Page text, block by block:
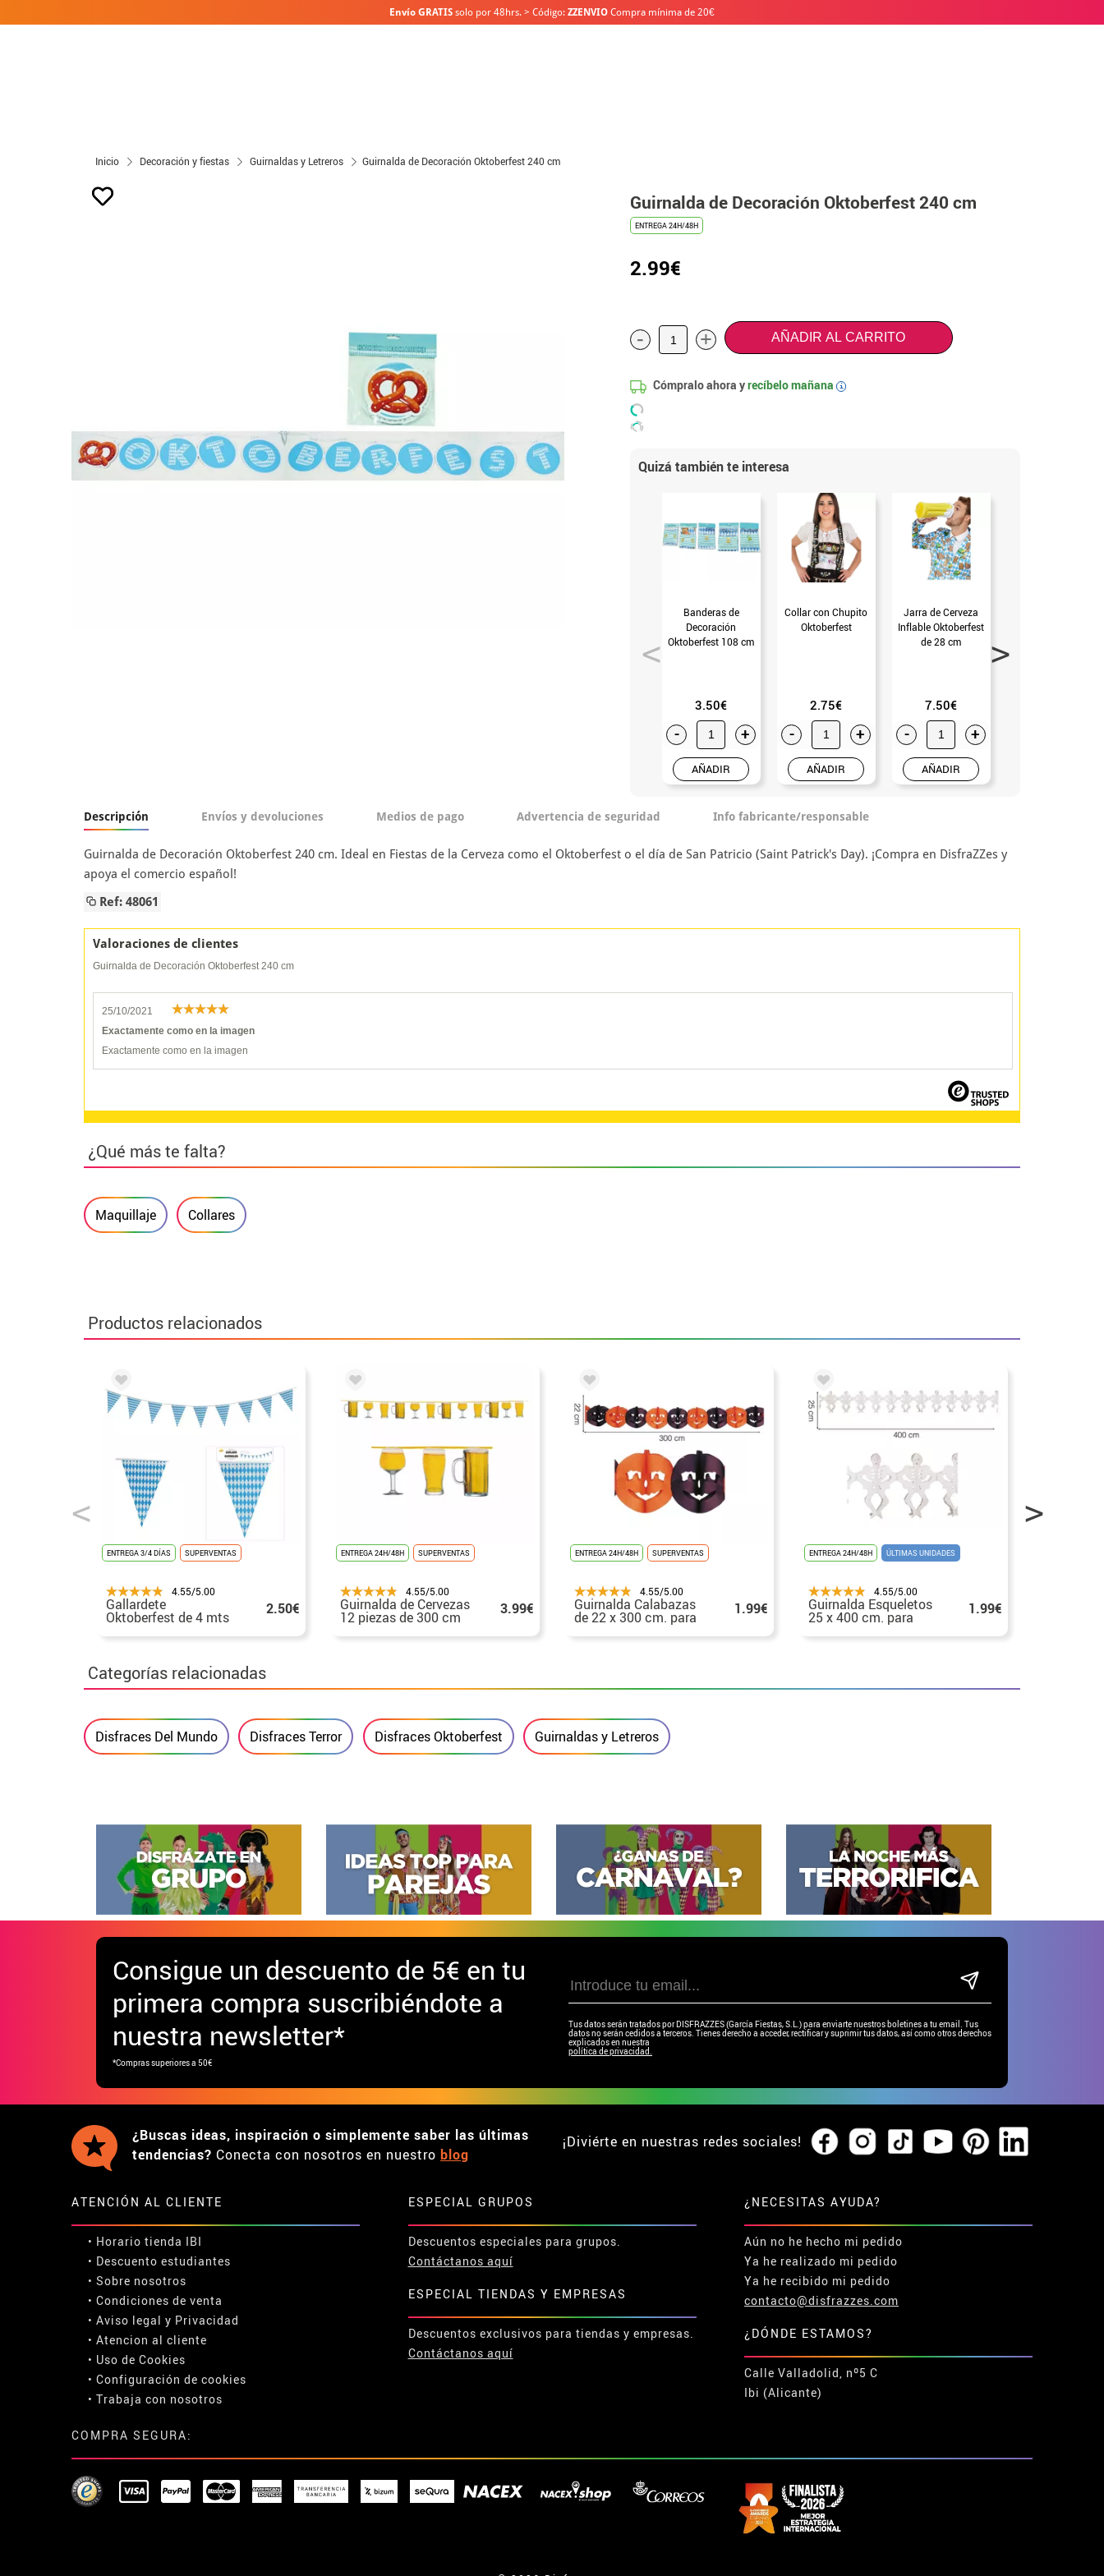
Envío GRATIS solo por 48hrs. > Código: ZZENVIO Compra mínima de 20€
Inicio Decoración y fiestas Guirnaldas y Letreros Guirnalda de Decoración Oktoberfest 240 cm
Guirnalda de Decoración Oktoberfest 240 cm
ENTREGA 24H/48H
2.99€
- + AÑADIR AL CARRITO
Cómpralo ahora yrecíbelo mañana i
Quizá también te interesa
Banderas de
Decoración
Oktoberfest 108 cm
3.50€
- +
AÑADIR
Collar con Chupito
Oktoberfest
2.75€
- +
AÑADIR
Jarra de Cerveza
Inflable Oktoberfest
de 28 cm
7.50€
- +
AÑADIR
Descripción Envíos y devoluciones Medios de pago Advertencia de seguridad Info fabricante/responsable
Guirnalda de Decoración Oktoberfest 240 cm. Ideal en Fiestas de la Cerveza como el Oktoberfest o el día de San Patricio (Saint Patrick's Day). ¡Compra en DisfraZZes y
apoya el comercio español!
Ref: 48061
Valoraciones de clientes
Guirnalda de Decoración Oktoberfest 240 cm
25/10/2021
Exactamente como en la imagen
Exactamente como en la imagen
¿Qué más te falta?
Maquillaje Collares
Productos relacionados
ENTREGA 3/4 DÍAS SUPERVENTAS
4.55/5.00
Gallardete
Oktoberfest de 4 mts 2.50€
ENTREGA 24H/48H SUPERVENTAS
4.55/5.00
Guirnalda de Cervezas
12 piezas de 300 cm 3.99€
ENTREGA 24H/48H SUPERVENTAS
4.55/5.00
Guirnalda Calabazas
de 22 x 300 cm. para 1.99€
ENTREGA 24H/48H ÚLTIMAS UNIDADES
4.55/5.00
Guirnalda Esqueletos
25 x 400 cm. para 1.99€
Categorías relacionadas
Disfraces Del Mundo Disfraces Terror Disfraces Oktoberfest Guirnaldas y Letreros
Consigue un descuento de 5€ en tu
primera compra suscribiéndote a
nuestra newsletter*
*Compras superiores a 50€
Tus datos serán tratados por DISFRAZZES (García Fiestas, S.L.) para enviarte nuestros boletines a tu email. Tus
datos no serán cedidos a terceros. Tienes derecho a acceder, rectificar y suprimir tus datos, así como otros derechos
explicados en nuestra
política de privacidad.
¿Buscas ideas, inspiración o simplemente saber las últimas
tendencias? Conecta con nosotros en nuestro blog
¡Diviérte en nuestras redes sociales!
ATENCIÓN AL CLIENTE
• Horario tienda IBI
• Descuento estudiantes
• Sobre nosotros
• Condiciones de venta
• Aviso legal y Privacidad
• Atencion al cliente
• Uso de Cookies
• Configuración de cookies
• Trabaja con nosotros
ESPECIAL GRUPOS
Descuentos especiales para grupos.
Contáctanos aquí
ESPECIAL TIENDAS Y EMPRESAS
Descuentos exclusivos para tiendas y empresas.
Contáctanos aquí
¿NECESITAS AYUDA?
Aún no he hecho mi pedido
Ya he realizado mi pedido
Ya he recibido mi pedido
contacto@disfrazzes.com
¿DÓNDE ESTAMOS?
Calle Valladolid, nº5 C
Ibi (Alicante)
COMPRA SEGURA: